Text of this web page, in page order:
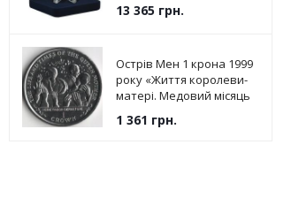
13 365 грн.
Острів Мен 1 крона 1999
року «Життя королеви-
матері. Медовий місяць
1 361 грн.